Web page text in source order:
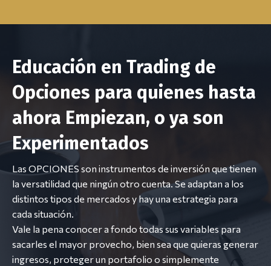
Educación en Trading de
Opciones para quienes hasta
ahora Empiezan, o ya son
Experimentados
Las OPCIONES son instrumentos de inversión que tienen
la versatilidad que ningún otro cuenta. Se adaptan a los
distintos tipos de mercados y hay una estrategia para
cada situación.
Vale la pena conocer a fondo todas sus variables para
sacarles el mayor provecho, bien sea que quieras generar
ingresos, proteger un portafolio o simplemente